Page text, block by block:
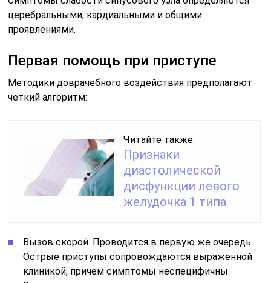
церебральными, кардиальными и общими
проявлениями.
Первая помощь при приступе
Методики доврачебного воздействия предполагают
четкий алгоритм:
Читайте также:
Признаки
диастолической
дисфункции левого
желудочка 1 типа
Вызов скорой. Проводится в первую же очередь.
Острые приступы сопровождаются выраженной
клиникой, причем симптомы неспецифичны.